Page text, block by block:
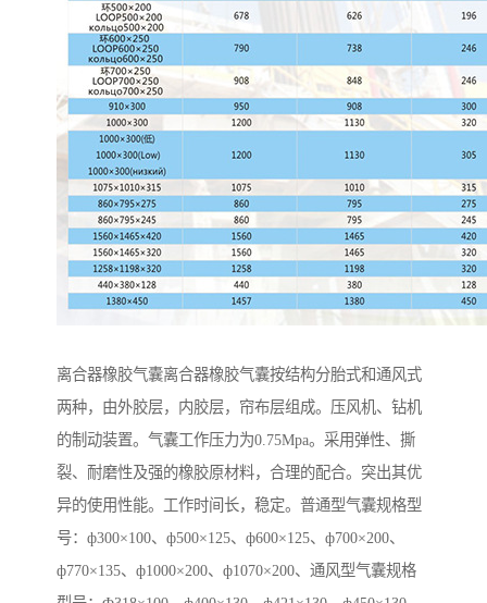
离合器橡胶气囊离合器橡胶气囊按结构分胎式和通风式
两种，由外胶层，内胶层，帘布层组成。压风机、钻机
的制动装置。气囊工作压力为0.75Mpa。采用弹性、撕
裂、耐磨性及强的橡胶原材料，合理的配合。突出其优
异的使用性能。工作时间长，稳定。普通型气囊规格型
号：ф300×100、ф500×125、ф600×125、ф700×200、
ф770×135、ф1000×200、ф1070×200、通风型气囊规格